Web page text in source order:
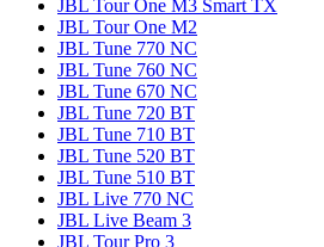
JBL Tour One M3 Smart TX
JBL Tour One M2
JBL Tune 770 NC
JBL Tune 760 NC
JBL Tune 670 NC
JBL Tune 720 BT
JBL Tune 710 BT
JBL Tune 520 BT
JBL Tune 510 BT
JBL Live 770 NC
JBL Live Beam 3
JBL Tour Pro 3